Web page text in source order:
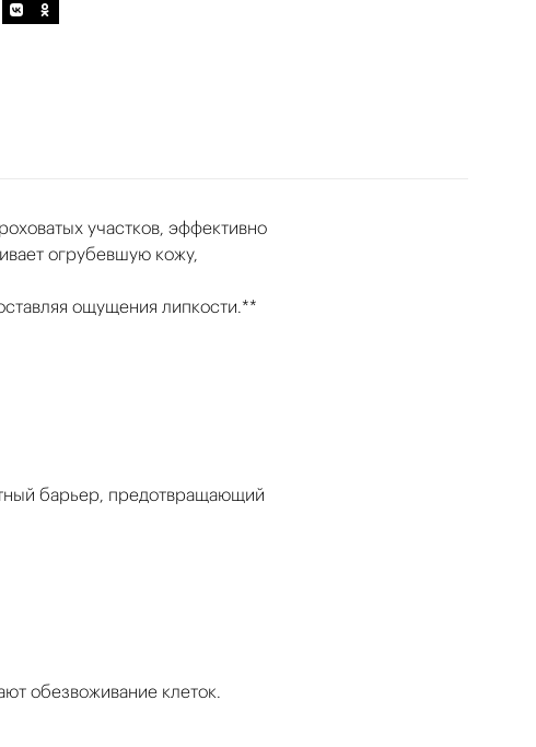
участков, эффективно
огрубевшую кожу,
ощущения липкости.**
барьер, предотвращающий
обезвоживание клеток.